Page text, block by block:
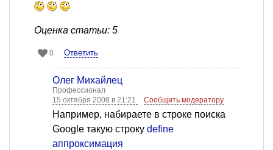
Оценка статьи: 5
0 Ответить
Олег Михайлец
Профессионал
15 октября 2008 в 21:21
Сообщить модератору
Например, набираете в строке поиска
Google такую строку define
аппроксимация